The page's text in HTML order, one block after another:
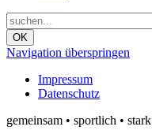
OK
Navigation überspringen
Impressum
Datenschutz
gemeinsam • sportlich • stark